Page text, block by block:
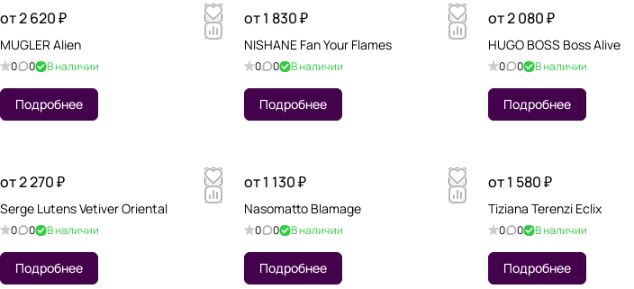
от 2 620 ₽
MUGLER Alien
0 0 В наличии
Подробнее
от 1 830 ₽
NISHANE Fan Your Flames
0 0 В наличии
Подробнее
от 2 080 ₽
HUGO BOSS Boss Alive
0 0 В наличии
Подробнее
от 2 270 ₽
Serge Lutens Vetiver Oriental
0 0 В наличии
Подробнее
от 1 130 ₽
Nasomatto Blamage
0 0 В наличии
Подробнее
от 1 580 ₽
Tiziana Terenzi Eclix
0 0 В наличии
Подробнее